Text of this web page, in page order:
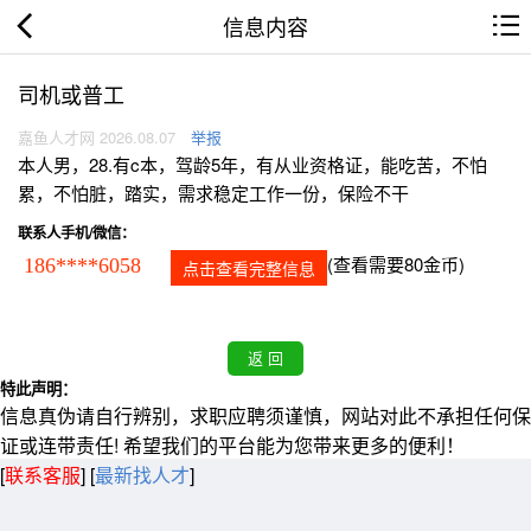
信息内容
司机或普工
嘉鱼人才网 2026.08.07 举报
本人男，28.有c本，驾龄5年，有从业资格证，能吃苦，不怕
累，不怕脏，踏实，需求稳定工作一份，保险不干
联系人手机/微信：
186****6058 点击查看完整信息 (查看需要80金币)
特此声明：
信息真伪请自行辨别，求职应聘须谨慎，网站对此不承担任何保
证或连带责任! 希望我们的平台能为您带来更多的便利！
[联系客服] [最新找人才]